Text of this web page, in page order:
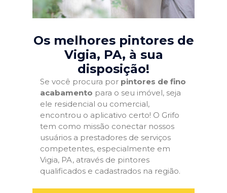
Os melhores pintores de
Vigia, PA, à sua
disposição!
Se você procura por pintores de fino
acabamento para o seu imóvel, seja
ele residencial ou comercial,
encontrou o aplicativo certo! O Grifo
tem como missão conectar nossos
usuários a prestadores de serviços
competentes, especialmente em
Vigia, PA, através de pintores
qualificados e cadastrados na região.